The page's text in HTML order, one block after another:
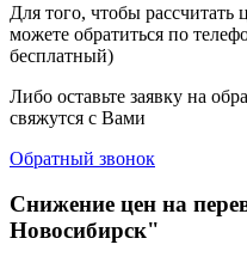
Для того, чтобы
можете обратиться по
бесплатный)
Либо оставьте заявку на
свяжутся с Вами
Обратный звонок
Снижение цен на
Новосибирск"